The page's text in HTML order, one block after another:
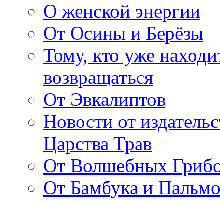
О женской энергии
От Осины и Берёзы
Тому, кто уже
возвращаться
От Эвкалиптов
Новости от
Царства Трав
От Волшебных
От Бамбука и